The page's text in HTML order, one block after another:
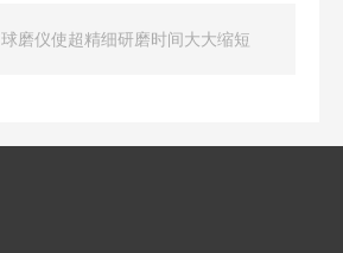
球磨仪使超精细研磨时间大大缩短